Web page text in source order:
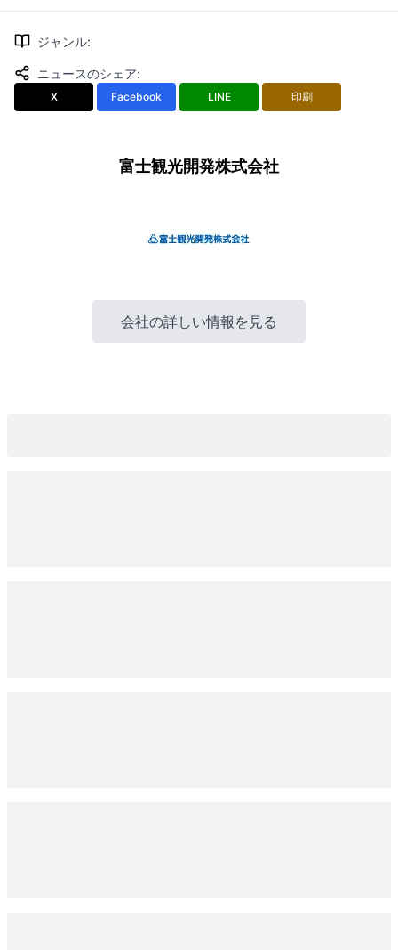
ジャンル:
ニュースのシェア:
X Facebook LINE 印刷
富士観光開発株式会社
会社の詳しい情報を見る